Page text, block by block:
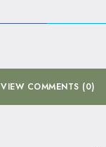
VIEW COMMENTS (0)